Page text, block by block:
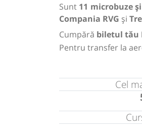
Sunt 11 microbuze
Compania RVG și
Cumpără biletul tău
Pentru transfer la
Cel